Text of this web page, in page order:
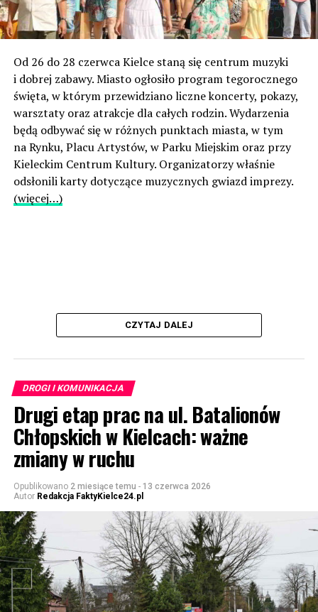
Od 26 do 28 czerwca Kielce staną się centrum muzyki
i dobrej zabawy. Miasto ogłosiło program tegorocznego
święta, w którym przewidziano liczne koncerty, pokazy,
warsztaty oraz atrakcje dla całych rodzin. Wydarzenia
będą odbywać się w różnych punktach miasta, w tym
na Rynku, Placu Artystów, w Parku Miejskim oraz przy
Kieleckim Centrum Kultury. Organizatorzy właśnie
odsłonili karty dotyczące muzycznych gwiazd imprezy.
(więcej…)
CZYTAJ DALEJ
DROGI I KOMUNIKACJA
Drugi etap prac na ul. Batalionów
Chłopskich w Kielcach: ważne
zmiany w ruchu
Opublikowano 2 miesiące temu - 13 czerwca 2026
Autor Redakcja FaktyKielce24.pl